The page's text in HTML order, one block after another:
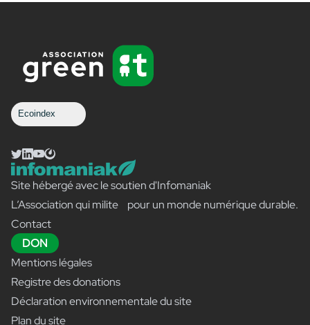
Ecoindex
Site hébergé avec le soutien d'Infomaniak
L’Association qui milite pour un monde numérique durable.
Contact
DON
Mentions légales
Registre des donations
Déclaration environnementale du site
Plan du site